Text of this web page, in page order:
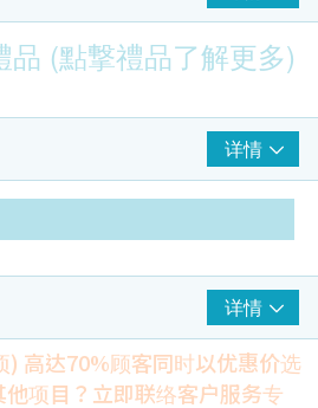
(點撃禮品了解更多)
详情
重点项目
详情
) 高达70%顾客同时以优惠价选
他项目？立即联络客户服务专